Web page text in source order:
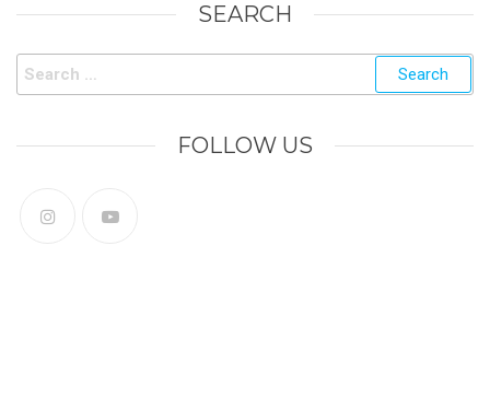
SEARCH
FOLLOW US